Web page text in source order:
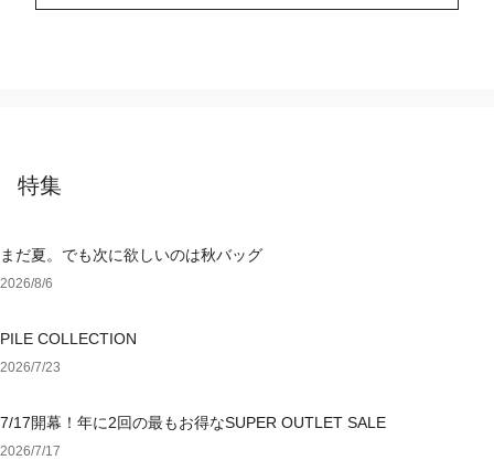
特集
まだ夏。でも次に欲しいのは秋バッグ
2026/8/6
PILE COLLECTION
2026/7/23
7/17開幕！年に2回の最もお得なSUPER OUTLET SALE
2026/7/17